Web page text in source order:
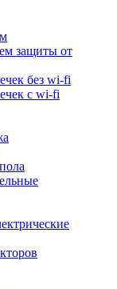
защиты от
без wi-fi
с wi-fi